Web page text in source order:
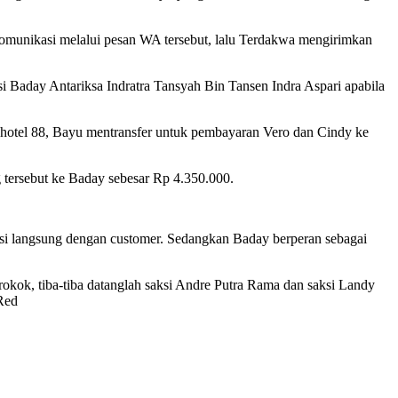
melalui pesan WA tersebut, lalu Terdakwa mengirimkan
Antariksa Indratra Tansyah Bin Tansen Indra Aspari apabila
88, Bayu mentransfer untuk pembayaran Vero dan Cindy ke
ke Baday sebesar Rp 4.350.000.
dengan customer. Sedangkan Baday berperan sebagai
tiba-tiba datanglah saksi Andre Putra Rama dan saksi Landy